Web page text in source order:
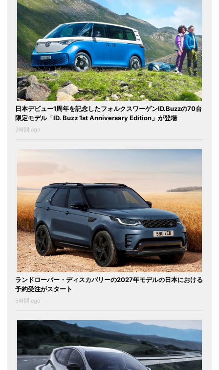
日本デビュー1周年を記念したフォルクスワーゲンID.Buzzの70台
限定モデル「ID. Buzz 1st Anniversary Edition」が登場
2時間 ago
ランドローバー・ディスカバリーの2027年モデルの日本における
予約受注がスタート
5時間 ago